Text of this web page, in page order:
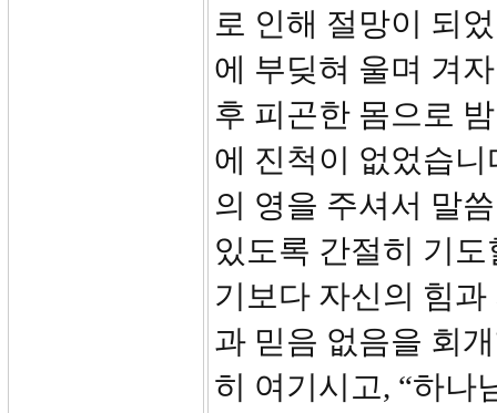
로 인해 절망이 되
에 부딪혀 울며 겨
후 피곤한 몸으로
에 진척이 없었습
의 영을 주셔서 말
있도록 간절히 기
기보다 자신의 힘
과 믿음 없음을 회
히 여기시고, “하나